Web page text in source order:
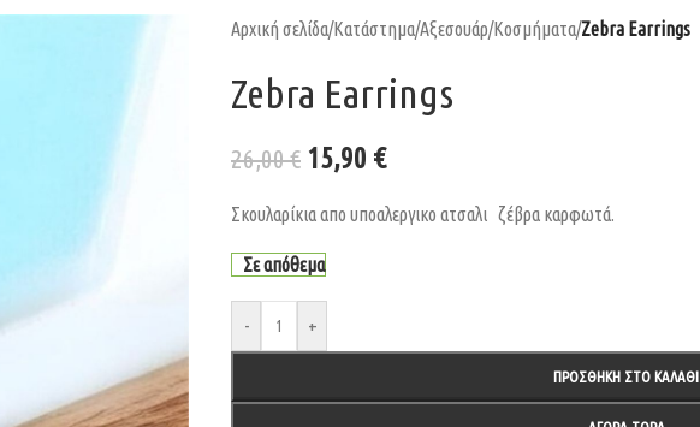
Αρχική σελίδα/Κατάστημα/Αξεσουάρ/Κοσμήματα/Zebra Earrings
Zebra Earrings
26,00€ 15,90 €
Σκουλαρίκια απο υποαλεργικο ατσαλι ζέβρα καρφωτά.
Σε απόθεμα
- +
ΠΡΟΣΘΉΚΗ ΣΤΟ ΚΑΛΆΘΙ